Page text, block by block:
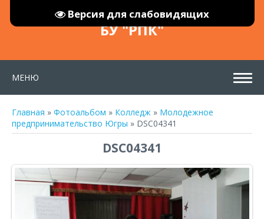
Версия для слабовидящих
БУ "РПК"
МЕНЮ
Главная » Фотоальбом » Колледж » Молодежное
предпринимательство Югры » DSC04341
DSC04341